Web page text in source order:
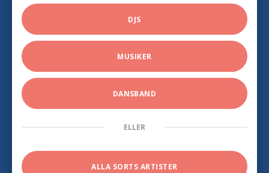
DJS
MUSIKER
DANSBAND
ELLER
ALLA SORTS ARTISTER